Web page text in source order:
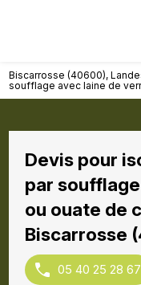
Biscarrosse (40600),
soufflage avec laine de
Devis pour
par
ou ouate de
Biscarrosse
05 40 25 28 67